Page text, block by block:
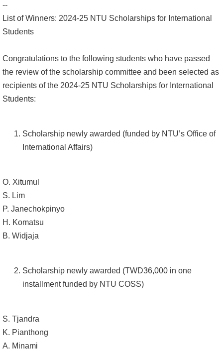
捐
圖
回
首
頁
臺
頁
導
覽
--
List of Winners: 2024-25 NTU Scholarships for International
Students
Congratulations to the following students who have passed
the review of the scholarship committee and been selected as
recipients of the 2024-25 NTU Scholarships for International
Students:
Scholarship newly awarded (funded by NTU’s Office of
International Affairs)
O. Xitumul
S. Lim
P. Janechokpinyo
H. Komatsu
B. Widjaja
Scholarship newly awarded (TWD36,000 in one
installment funded by NTU COSS)
S. Tjandra
K. Pianthong
A. Minami